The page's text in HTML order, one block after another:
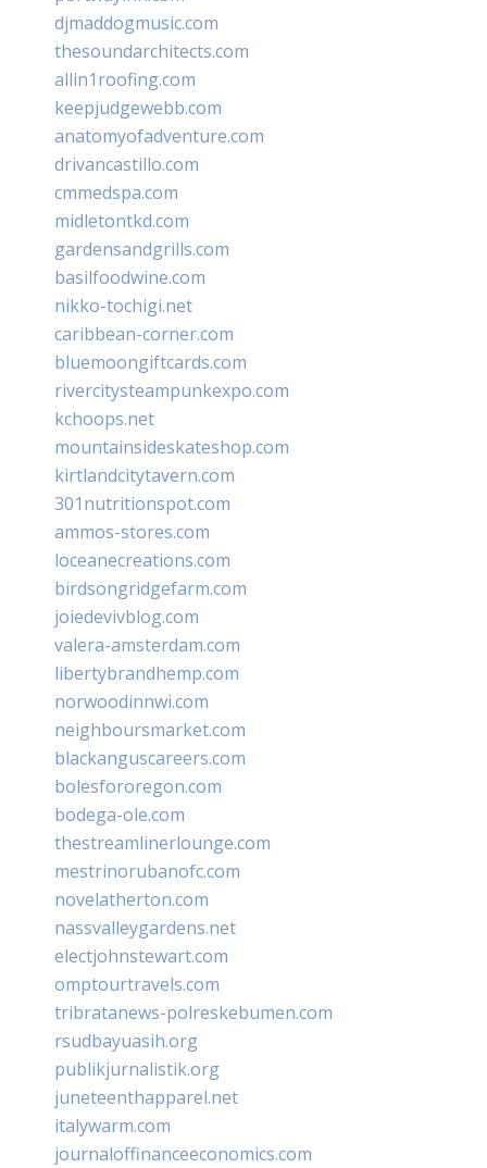
djmaddogmusic.com
thesoundarchitects.com
allin1roofing.com
keepjudgewebb.com
anatomyofadventure.com
drivancastillo.com
cmmedspa.com
midletontkd.com
gardensandgrills.com
basilfoodwine.com
nikko-tochigi.net
caribbean-corner.com
bluemoongiftcards.com
rivercitysteampunkexpo.com
kchoops.net
mountainsideskateshop.com
kirtlandcitytavern.com
301nutritionspot.com
ammos-stores.com
loceanecreations.com
birdsongridgefarm.com
joiedevivblog.com
valera-amsterdam.com
libertybrandhemp.com
norwoodinnwi.com
neighboursmarket.com
blackanguscareers.com
bolesfororegon.com
bodega-ole.com
thestreamlinerlounge.com
mestrinorubanofc.com
novelatherton.com
nassvalleygardens.net
electjohnstewart.com
omptourtravels.com
tribratanews-polreskebumen.com
rsudbayuasih.org
publikjurnalistik.org
juneteenthapparel.net
italywarm.com
journaloffinanceeconomics.com